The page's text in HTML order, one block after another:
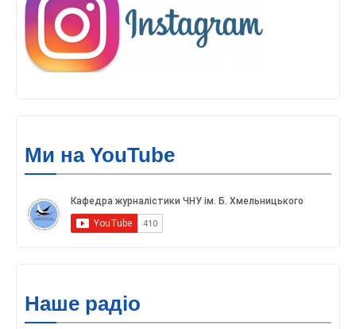
Ми на YouTube
Наше радіо